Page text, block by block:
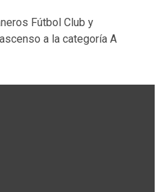
Fútbol Club y
a la categoría A